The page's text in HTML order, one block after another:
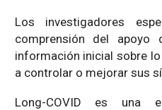
Los investigadores
comprensión del apoyo
información inicial sobre
a controlar o mejorar sus
Long-COVID es una